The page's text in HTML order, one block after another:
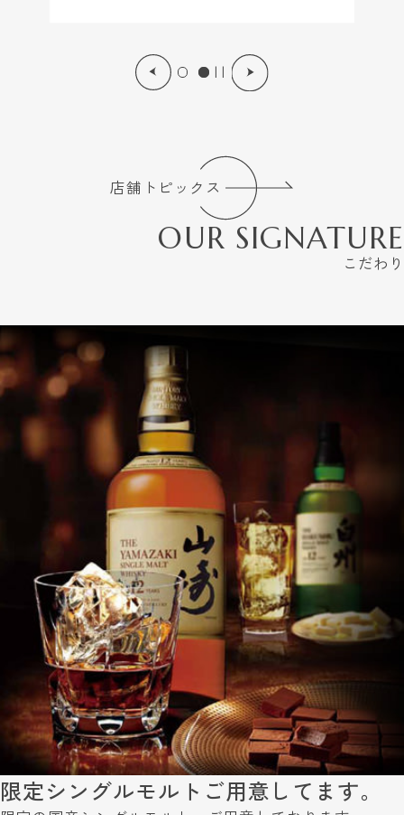
| |
店舗トピックス
OUR SIGNATURE
こだわり
限定シングルモルトご用意してます。